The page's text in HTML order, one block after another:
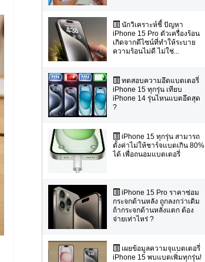
นักวิเคราะห์ชี้ ปัญหา
iPhone 15 Pro ตัวเครื่องร้อน
เกิดจากดีไซน์ที่ทำให้ระบาย
ความร้อนไม่ดี ไม่ใช่...
ทดสอบความอึดแบตเตอรี่
iPhone 15 ทุกรุ่น เทียบ
iPhone 14 รุ่นไหนแบตอึดสุด
?
iPhone 15 ทุกรุ่น สามารถ
ตั้งค่าไม่ให้ชาร์จแบตเกิน 80%
ได้ เพื่อถนอมแบตเตอรี่
iPhone 15 Pro ราคาซ่อม
กระจกด้านหลัง ถูกลงกว่าเดิม
ถ้ากระจกด้านหลังแตก ต้อง
จ่ายเท่าไหร่ ?
เผยข้อมูลความจุแบตเตอรี่
iPhone 15 พบแบตเพิ่มทุกรุ่น!